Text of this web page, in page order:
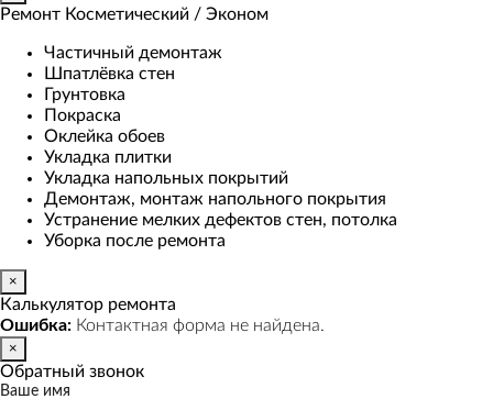
Ремонт Косметический / Эконом​
Частичный демонтаж
Шпатлёвка стен
Грунтовка
Покраска
Оклейка обоев
Укладка плитки
Укладка напольных покрытий
Демонтаж, монтаж напольного покрытия
Устранение мелких дефектов стен, потолка
Уборка после ремонта
×
Калькулятор ремонта
Ошибка: Контактная форма не найдена.
×
Обратный звонок
Ваше имя